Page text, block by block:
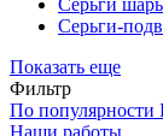
Серьги
Серьги-
Показать еще
Фильтр
По популярности